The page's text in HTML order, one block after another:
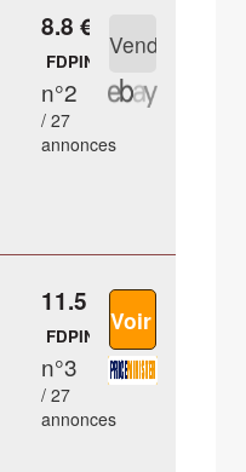
8.8 €
FDPIN
n°2
/ 27
annonces
11.5 €
FDPIN
n°3
/ 27
annonces